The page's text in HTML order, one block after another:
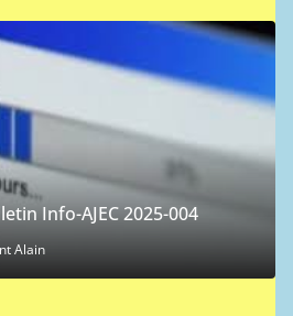
ACTUALITÉS AJEC
ICCF des joueurs de
1 janvier 2026